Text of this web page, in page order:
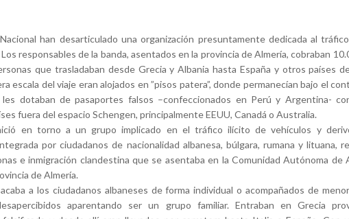
han desarticulado una organización presuntamente dedicada al
responsables de la banda, asentados en la provincia de Almería, cobraban
que trasladaban desde Grecia y Albania hasta España y otros países
escala del viaje eran alojados en ”pisos patera”, donde permanecían bajo el
dotaban de pasaportes falsos –confeccionados en Perú y Argentina-
fuera del espacio Schengen, principalmente EEUU, Canadá o Australia.
en torno a un grupo implicado en el tráfico ilícito de vehículos y
por ciudadanos de nacionalidad albanesa, búlgara, rumana y lituana,
e inmigración clandestina que se asentaba en la Comunidad Autónoma de
de Almería.
a los ciudadanos albaneses de forma individual o acompañados de
aparentando ser un grupo familiar. Entraban en Grecia